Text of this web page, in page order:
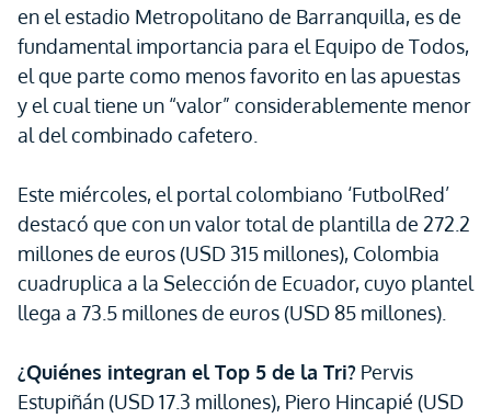
en el estadio Metropolitano de Barranquilla, es de
fundamental importancia para el Equipo de Todos,
el que parte como menos favorito en las apuestas
y el cual tiene un “valor” considerablemente menor
al del combinado cafetero.
Este miércoles, el portal colombiano ‘FutbolRed’
destacó que con un valor total de plantilla de 272.2
millones de euros (USD 315 millones), Colombia
cuadruplica a la Selección de Ecuador, cuyo plantel
llega a 73.5 millones de euros (USD 85 millones).
¿Quiénes integran el Top 5 de la Tri? Pervis
Estupiñán (USD 17.3 millones), Piero Hincapié (USD